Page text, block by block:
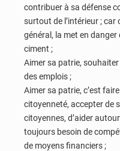
contribuer à sa défense
surtout de l’intérieur ;
général, la met en
ciment ;
Aimer sa patrie, souhaiter
des emplois ;
Aimer sa patrie, c’est
citoyenneté, accepter de
citoyennes, d’aider
toujours besoin de
de moyens financiers ;